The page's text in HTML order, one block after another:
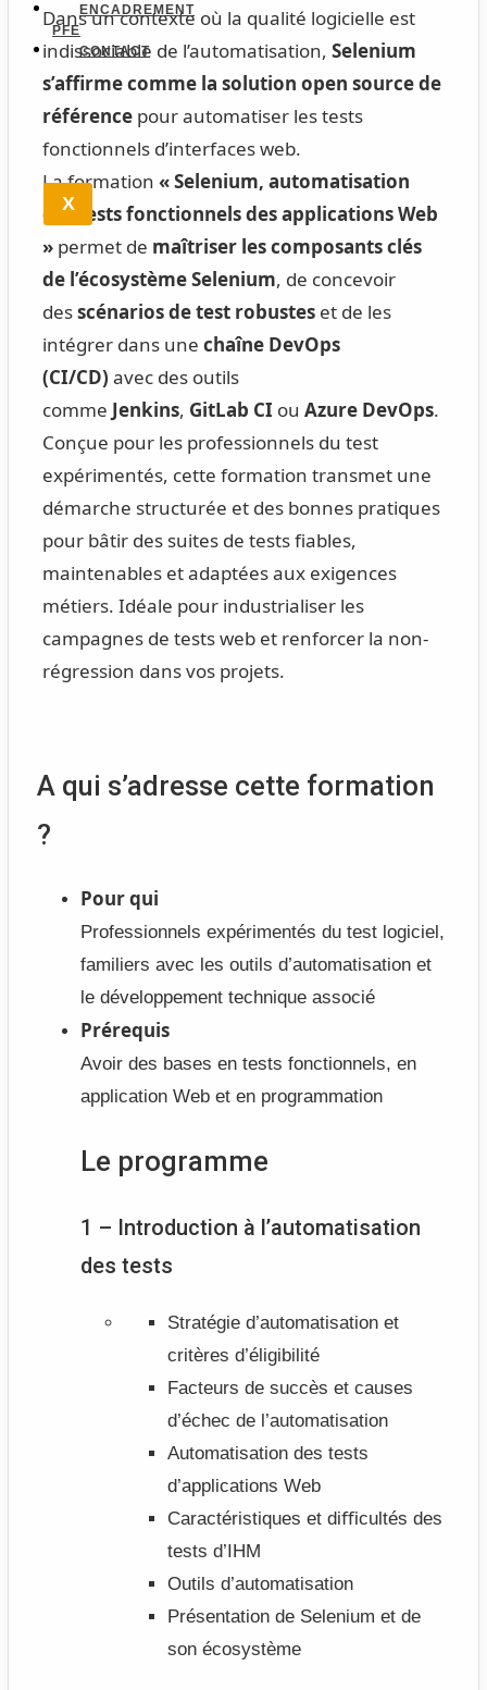
ENCADREMENT
PFE
CONTACT
X
Dans un contexte où la qualité logicielle est
indissociable de l’automatisation, Selenium
s’affirme comme la solution open source de
référencepour automatiser les tests
fonctionnels d’interfaces web.
La formation « Selenium, automatisation
des tests fonctionnels des applications Web
»permet de maîtriser les composants clés
de l’écosystème Selenium, de concevoir
desscénarios de test robusteset de les
intégrer dans une chaîne DevOps
(CI/CD) avec des outils
comme Jenkins, GitLab CI ou Azure DevOps.
Conçue pour les professionnels du test
expérimentés, cette formation transmet une
démarche structurée et des bonnes pratiques
pour bâtir des suites de tests fiables,
maintenables et adaptées aux exigences
métiers. Idéale pour industrialiser les
campagnes de tests web et renforcer la non-
régression dans vos projets.
A qui s’adresse cette formation
?
Pour qui
Professionnels expérimentés du test logiciel,
familiers avec les outils d’automatisation et
le développement technique associé
Prérequis
Avoir des bases en tests fonctionnels, en
application Web et en programmation
Le programme
1 – Introduction à l’automatisation
des tests
Stratégie d’automatisation et
critères d’éligibilité
Facteurs de succès et causes
d’échec de l’automatisation
Automatisation des tests
d’applications Web
Caractéristiques et diﬃcultés des
tests d’IHM
Outils d’automatisation
Présentation de Selenium et de
son écosystème